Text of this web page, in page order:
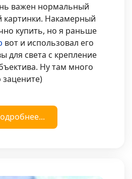
важен нормальный
картинки. Накамерный
купить, но я раньше
вот и использовал его
для света с крепление
Ну там много
зацените)